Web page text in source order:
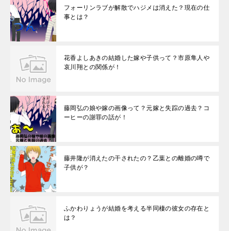
フォーリンラブが解散でハジメは消えた？現在の仕
事とは？
花香よしあきの結婚した嫁や子供って？市原隼人や
哀川翔との関係が！
藤岡弘の娘や嫁の画像って？元嫁と失踪の過去？コ
ーヒーの謝罪の話が！
藤井隆が消えたの干されたの？乙葉との離婚の噂で
子供が？
ふかわりょうが結婚を考える半同棲の彼女の存在と
は？